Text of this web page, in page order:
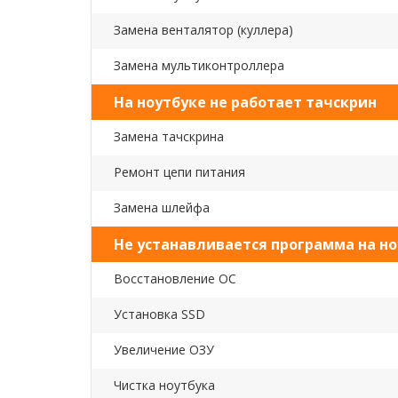
Замена венталятор (куллера)
Замена мультиконтроллера
На ноутбуке не работает тачскрин
Замена тачскрина
Ремонт цепи питания
Замена шлейфа
Не устанавливается программа на
Восстановление ОС
Установка SSD
Увеличение ОЗУ
Чистка ноутбука